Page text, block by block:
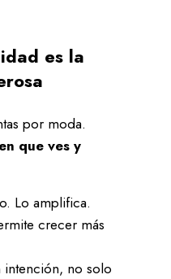
es la
por moda.
que ves y
Lo amplifica.
crecer más
intención, no solo